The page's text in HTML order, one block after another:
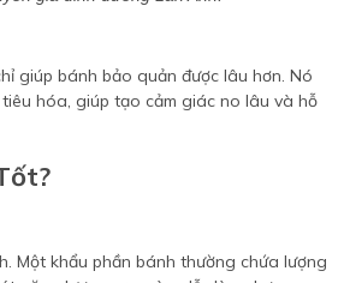
giúp bánh bảo quản được lâu hơn. Nó
hóa, giúp tạo cảm giác no lâu và hỗ
Một khẩu phần bánh thường chứa lượng